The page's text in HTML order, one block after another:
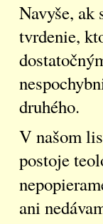
Navyše, ak
tvrdenie,
druhého.
V našom
postoje
ani